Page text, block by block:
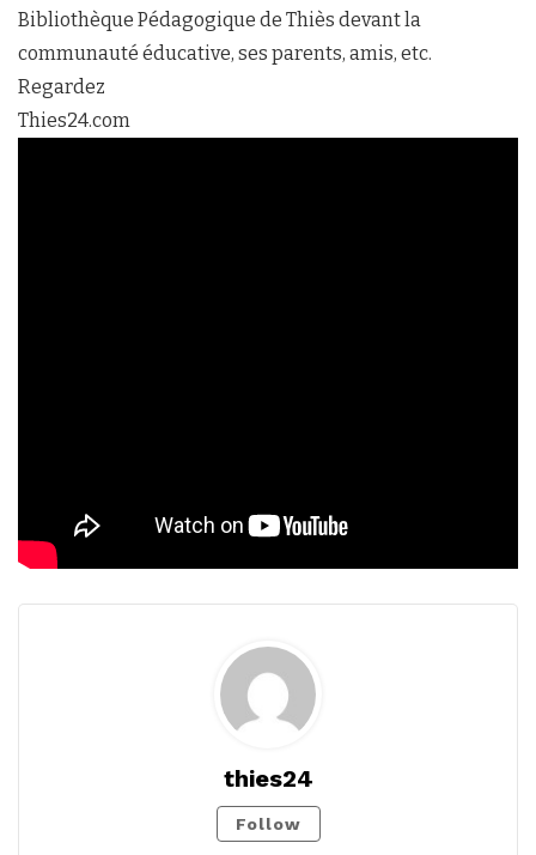
Bibliothèque Pédagogique de Thiès devant la
communauté éducative, ses parents, amis, etc.
Regardez
Thies24.com
thies24
Follow